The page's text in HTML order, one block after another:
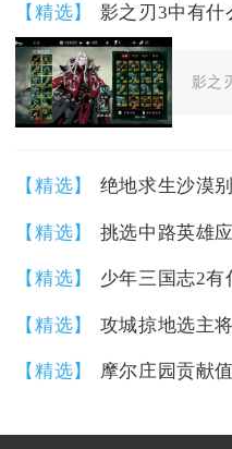
【精选】
影之
【精选】 绝地求生沙漠
【精选】 挑选中路英雄
【精选】
【精选】 攻城掠地选主
【精选】 摩尔庄园贡献